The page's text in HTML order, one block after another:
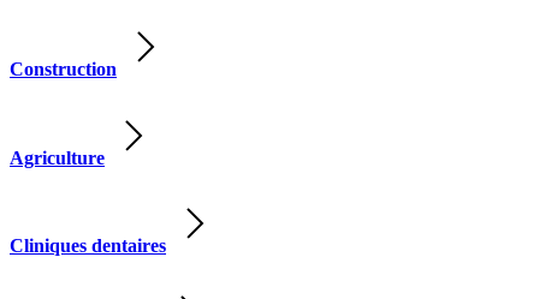
Construction
Agriculture
Cliniques dentaires